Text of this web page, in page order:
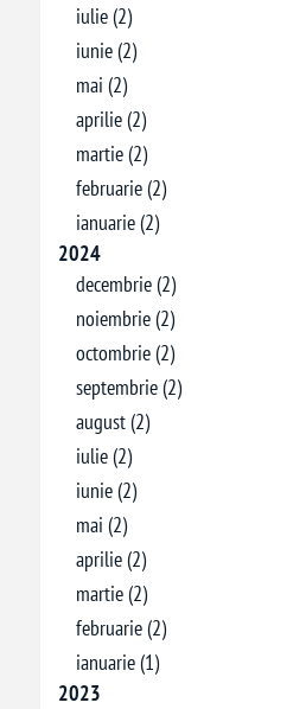
iulie (2)
iunie (2)
mai (2)
aprilie (2)
martie (2)
februarie (2)
ianuarie (2)
2024
decembrie (2)
noiembrie (2)
octombrie (2)
septembrie (2)
august (2)
iulie (2)
iunie (2)
mai (2)
aprilie (2)
martie (2)
februarie (2)
ianuarie (1)
2023